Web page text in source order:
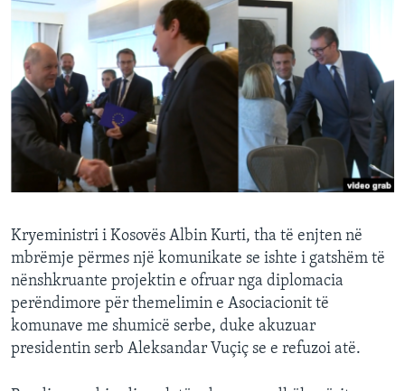
SHKENCË DHE TEKNOLOGJI
SHËNDETËSI
INTERVISTA
DITARI
Gjuhët
Kryeministri i Kosovës Albin Kurti, tha të enjten në
mbrëmje përmes një komunikate se ishte i gatshëm të
nënshkruante projektin e ofruar nga diplomacia
perëndimore për themelimin e Asociacionit të
komunave me shumicë serbe, duke akuzuar
presidentin serb Aleksandar Vuçiç se e refuzoi atë.